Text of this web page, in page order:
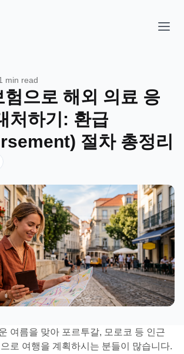
min read
험으로 해외 의료 응
처하기: 환급
절차 총정리
여름을 맞아 포르투갈, 모로코 등 인근
로 여행을 계획하시는 분들이 많습니다.